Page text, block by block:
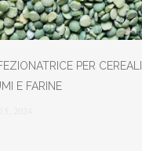
PER CEREALI,
E FARINE